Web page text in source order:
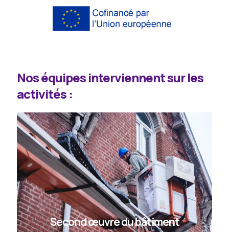
Nos équipes interviennent sur les
activités :
Second œuvre du bâtiment